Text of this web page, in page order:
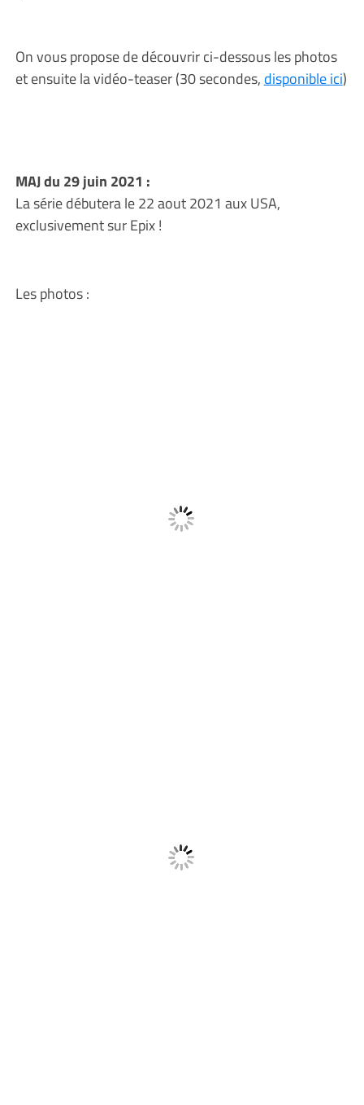
On vous propose de découvrir ci-dessous les photos
et ensuite la vidéo-teaser (30 secondes, disponible ici)
MAJ du 29 juin 2021 :
La série débutera le 22 aout 2021 aux USA,
exclusivement sur Epix !
Les photos :